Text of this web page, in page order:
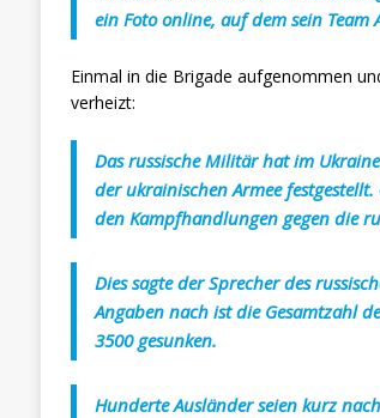
ein Foto online, auf dem sein
Einmal in die Brigade aufgenommen
verheizt:
Das russische Militär hat im
der ukrainischen Armee
den Kampfhandlungen gegen die
Dies sagte der Sprecher des
Angaben nach ist die Gesamtzahl
3500 gesunken.
Hunderte Ausländer seien kurz